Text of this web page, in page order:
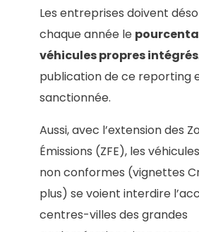
Les entreprises doivent
chaque année le
véhicules propres intégrés
publication de ce reporting
sanctionnée.
Aussi, avec l’extension des
Émissions (ZFE), les
non conformes (vignettes
plus) se voient interdire
centres-villes des grandes